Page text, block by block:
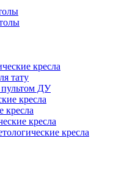
кресла
тату
пультом ДУ
кресла
кресла
кресла
кресла